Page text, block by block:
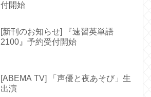
付開始
[新刊のお知らせ] 『速習英単語
2100』予約受付開始
[ABEMA TV] 「声優と夜あそび」生
出演